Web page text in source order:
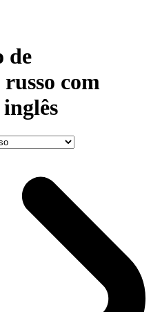
de
com